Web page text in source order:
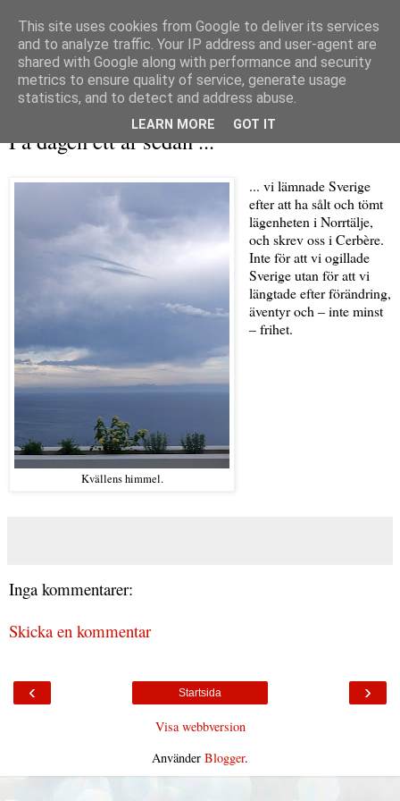
På dagen ett år sedan ...
Kvällens himmel.
... vi lämnade Sverige
efter att ha sålt och tömt
lägenheten i Norrtälje,
och skrev oss i Cerbère.
Inte för att vi ogillade
Sverige utan för att vi
längtade efter förändring,
äventyr och – inte minst
– frihet.
Inga kommentarer:
Skicka en kommentar
‹ ›
Startsida
Visa webbversion
Använder Blogger.
This site uses cookies from Google to deliver its services
and to analyze traffic. Your IP address and user-agent are
shared with Google along with performance and security
metrics to ensure quality of service, generate usage
statistics, and to detect and address abuse.
LEARN MORE GOT IT